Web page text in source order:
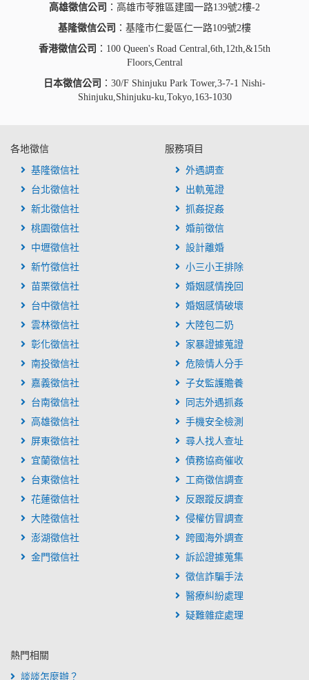
高雄徵信公司 ：高雄市苓雅區建國一路139號2樓-2
基隆徵信公司 ：基隆市仁愛區仁一路109號2樓
香港徵信公司 ：100 Queen's Road Central,6th,12th,&15th
Floors,Central
日本徵信公司 ：30/F Shinjuku Park Tower,3-7-1 Nishi-
Shinjuku,Shinjuku-ku,Tokyo,163-1030
各地徵信
基隆徵信社
台北徵信社
新北徵信社
桃園徵信社
中壢徵信社
新竹徵信社
苗栗徵信社
台中徵信社
雲林徵信社
彰化徵信社
南投徵信社
嘉義徵信社
台南徵信社
高雄徵信社
屏東徵信社
宜蘭徵信社
台東徵信社
花蓮徵信社
大陸徵信社
澎湖徵信社
金門徵信社
服務項目
外遇調查
出軌蒐證
抓姦捉姦
婚前徵信
設計離婚
小三小王排除
婚姻感情挽回
婚姻感情破壞
大陸包二奶
家暴證據蒐證
危險情人分手
子女監護贍養
同志外遇抓姦
手機安全檢測
尋人找人查址
債務協商催收
工商徵信調查
反跟蹤反調查
侵權仿冒調查
跨國海外調查
訴訟證據蒐集
徵信詐騙手法
醫療糾紛處理
疑難雜症處理
熱門相關
談談怎麼辦？